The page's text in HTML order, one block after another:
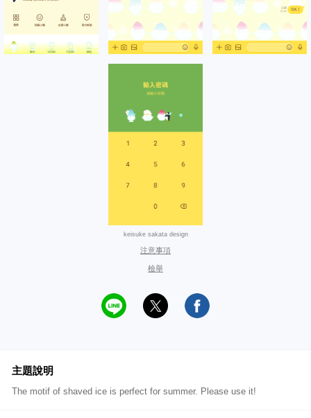
keisuke sakata design
注意事項
檢舉
主題說明
The motif of shaved ice is perfect for summer. Please use it!